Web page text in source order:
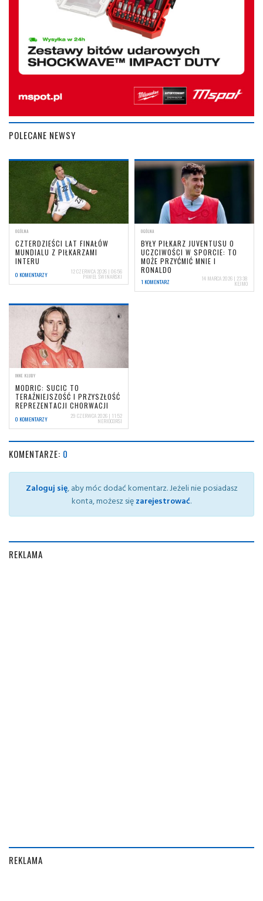
POLECANE NEWSY
OGÓLNA
CZTERDZIEŚCI LAT FINAŁÓW
MUNDIALU Z PIŁKARZAMI
INTERU
0 KOMENTARZY 12 CZERWCA 2026 | 06:56
PAWEŁ ŚWINARSKI
OGÓLNA
BYŁY PIŁKARZ JUVENTUSU O
UCZCIWOŚCI W SPORCIE: TO
MOŻE PRZYĆMIĆ MNIE I
RONALDO
1 KOMENTARZ 14 MARCA 2026 | 23:38
KEJMO
INNE KLUBY
MODRIC: SUCIC TO
TERAŹNIEJSZOŚĆ I PRZYSZŁOŚĆ
REPREZENTACJI CHORWACJI
0 KOMENTARZY 29 CZERWCA 2026 | 11:52
NERIOCORSI
KOMENTARZE: 0
Zaloguj się, aby móc dodać komentarz. Jeżeli nie posiadasz
konta, możesz sięzarejestrować.
REKLAMA
REKLAMA